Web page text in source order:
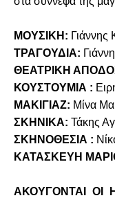
ΜΟΥΣΙΚΗ: Γιάννης
ΤΡΑΓΟΥΔΙΑ:
ΘΕΑΤΡΙΚΗ
ΚΟΥΣΤΟΥΜΙΑ :
ΜΑΚΙΓΙΑΖ: Μίνα
ΣΚΗΝΙΚΑ: Τάκης
ΣΚΗΝΟΘΕΣΙΑ :
ΚΑΤΑΣΚΕΥΗ
ΑΚΟΥΓΟΝΤΑΙ ΟΙ